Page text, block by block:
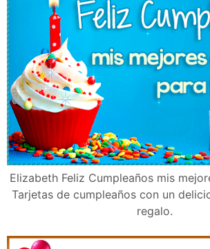
Elizabeth Feliz Cumpleaños mis
Tarjetas de cumpleaños con un
regalo.